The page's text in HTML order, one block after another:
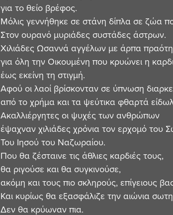
για το θείο βρέφος.
Μόλις γεννήθηκε σε στάνη δίπλα σε ζώα
Στον ουρανό μυριάδες συστάδες άστρων.
Χιλιάδες Ωσαννά αγγέλων με άρπα
για όλη την Οικουμένη που κρυώνει η
έως εκείνη τη στιγμή.
Αφού οι λαοί βρίσκονταν σε ύπνωση
από το χρήμα και τα ψεύτικα φθαρτά
Ακαλλιέργητες οι ψυχές των ανθρώπων
έψαχναν χιλιάδες χρόνια τον ερχομό του
Του Ιησού του Ναζωραίου.
Που θα ζέσταινε τις άθλιες καρδιές τους,
θα ριγούσε και θα συγκινούσε,
ακόμη και τους πιο σκληρούς, επίγειους
Και κυρίως θα εξασφάλιζε την αιώνια
Δεν θα κρύωναν πια.